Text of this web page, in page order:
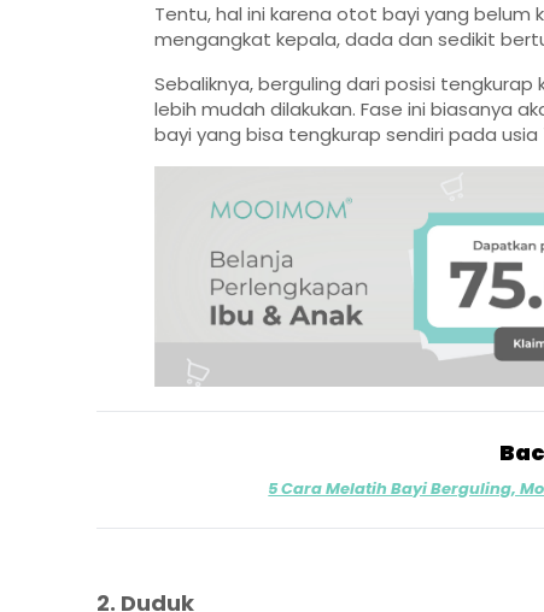
Tentu, hal ini karena otot bayi yang
mengangkat kepala, dada dan sedikit
Sebaliknya, berguling dari posisi
lebih mudah dilakukan. Fase ini biasanya
bayi yang bisa tengkurap sendiri pada usia
5 Cara Melatih Bayi Berguling,
2. Duduk